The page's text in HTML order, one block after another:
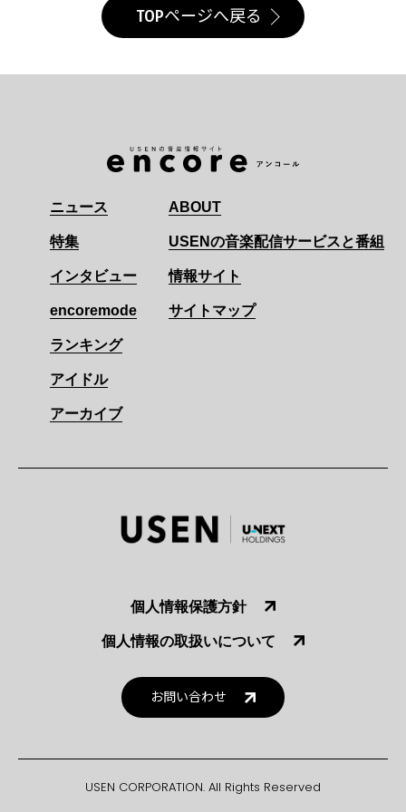
TOPページへ戻る
ニュース
特集
インタビュー
encoremode
ランキング
アイドル
アーカイブ
ABOUT
USENの音楽配信サービスと番組
情報サイト
サイトマップ
個人情報保護方針
個人情報の取扱いについて
お問い合わせ
USEN CORPORATION. All Rights Reserved